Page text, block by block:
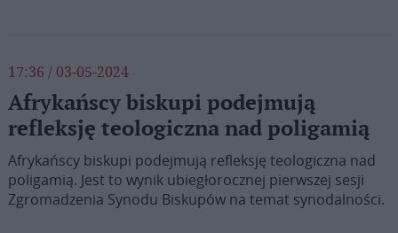
17:36 / 03-05-2024
Afrykańscy biskupi podejmują
refleksję teologiczna nad poligamią
Afrykańscy biskupi podejmują refleksję teologiczna nad
poligamią. Jest to wynik ubiegłorocznej pierwszej sesji
Zgromadzenia Synodu Biskupów na temat synodalności.